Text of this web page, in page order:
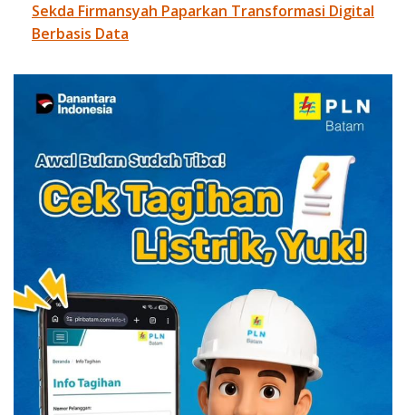
Sekda Firmansyah Paparkan Transformasi Digital
Berbasis Data